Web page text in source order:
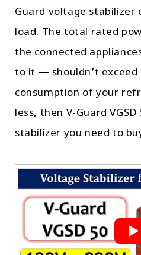
Guard voltage stabilizer
load. The total rated
the connected
to it — shouldn’t exceed
consumption of your
less, then V-Guard
stabilizer you need to